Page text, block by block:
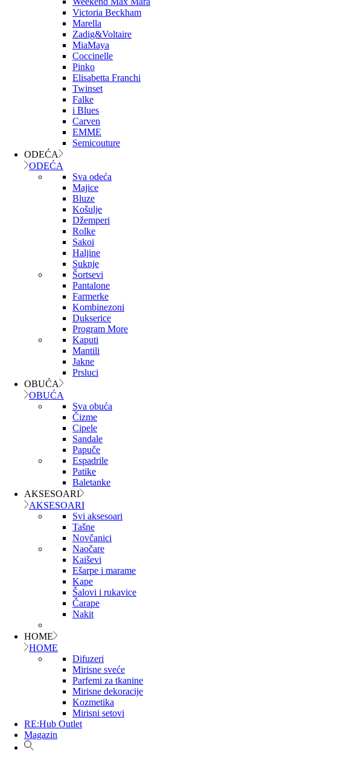
Victoria Beckham
Marella
Zadig&Voltaire
MiaMaya
Coccinelle
Pinko
Elisabetta Franchi
Twinset
Falke
i Blues
Carven
EMME
Semicouture
ODEĆA
ODEĆA
Sva odeća
Majice
Bluze
Košulje
Džemperi
Rolke
Sakoi
Haljine
Suknje
Šortsevi
Pantalone
Farmerke
Kombinezoni
Dukserice
Program More
Kaputi
Mantili
Jakne
Prsluci
OBUĆA
OBUĆA
Sva obuća
Čizme
Cipele
Sandale
Papuče
Espadrile
Patike
Baletanke
AKSESOARI
AKSESOARI
Svi aksesoari
Tašne
Novčanici
Naočare
Kaiševi
Ešarpe i marame
Kape
Šalovi i rukavice
Čarape
Nakit
HOME
HOME
Difuzeri
Mirisne sveće
Parfemi za tkanine
Mirisne dekoracije
Kozmetika
Mirisni setovi
RE:Hub Outlet
Magazin